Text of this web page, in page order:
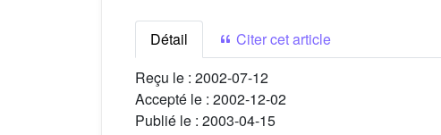
Détail
Citer cet article
Reçu le : 2002-07-12
Accepté le : 2002-12-02
Publié le : 2003-04-15